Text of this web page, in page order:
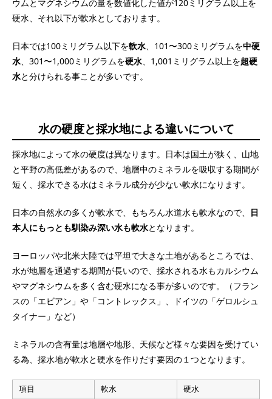
ウムとマグネシウムの量を数値化した値が120ミリグラム以上を
硬水、それ以下が軟水としております。
日本では100ミリグラム以下を軟水、101〜300ミリグラムを中硬
水、301〜1,000ミリグラムを硬水、1,001ミリグラム以上を超硬
水と分けられる事ことが多いです。
水の硬度と採水地による違いについて
採水地によって水の硬度は異なります。日本は国土が狭く、山地
と平野の高低差があるので、地層中のミネラルを吸収する期間が
短く、採水できる水はミネラル成分が少ない軟水になります。
日本の自然水の多くが軟水で、もちろん水道水も軟水なので、
日
本人にもっとも馴染み深い水も軟水となります。
ヨーロッパや北米大陸では平坦で大きな土地があるところでは、
水が地層を通過する期間が長いので、採水される水もカルシウム
やマグネシウムを多く含む硬水になる事が多いのです。（フラン
スの「エビアン」や「コントレックス」、ドイツの「ゲロルシュ
タイナー」など）
ミネラルの含有量は地層や地形、天候など様々な要因を受けてい
る為、採水地が軟水と硬水を作りだす要因の１つとなります。
項目 軟水
硬水